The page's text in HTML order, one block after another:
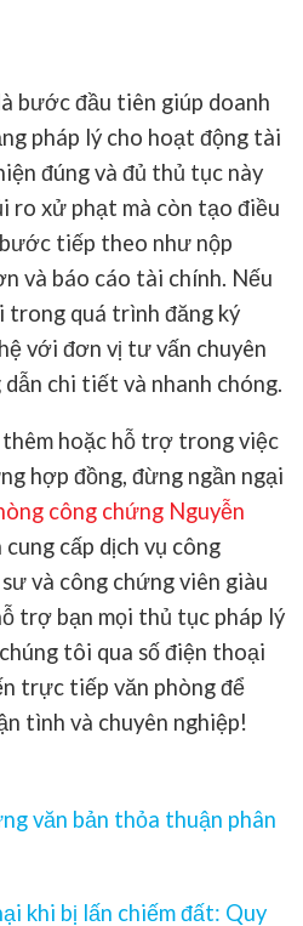
bước đầu tiên giúp doanh
pháp lý cho hoạt động tài
đúng và đủ thủ tục này
ro xử phạt mà còn tạo điều
tiếp theo như nộp
và báo cáo tài chính. Nếu
trong quá trình đăng ký
với đơn vị tư vấn chuyên
chi tiết và nhanh chóng.
hoặc hỗ trợ trong việc
hợp đồng, đừng ngần ngại
công chứng Nguyễn
cấp dịch vụ công
và công chứng viên giàu
trợ bạn mọi thủ tục pháp lý
tôi qua số điện thoại
trực tiếp văn phòng để
tình và chuyên nghiệp!
văn bản thỏa thuận phân
khi bị lấn chiếm đất: Quy